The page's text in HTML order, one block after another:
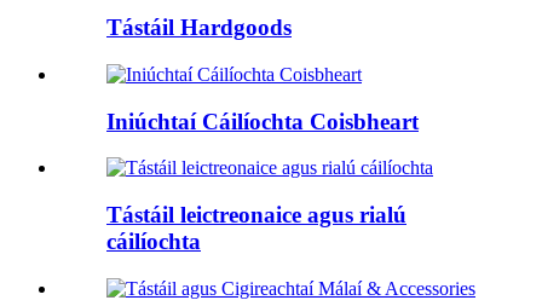
Tástáil Hardgoods
Iniúchtaí Cáilíochta Coisbheart
Tástáil leictreonaice agus rialú
cáilíochta